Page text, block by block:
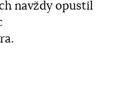
navždy opustil